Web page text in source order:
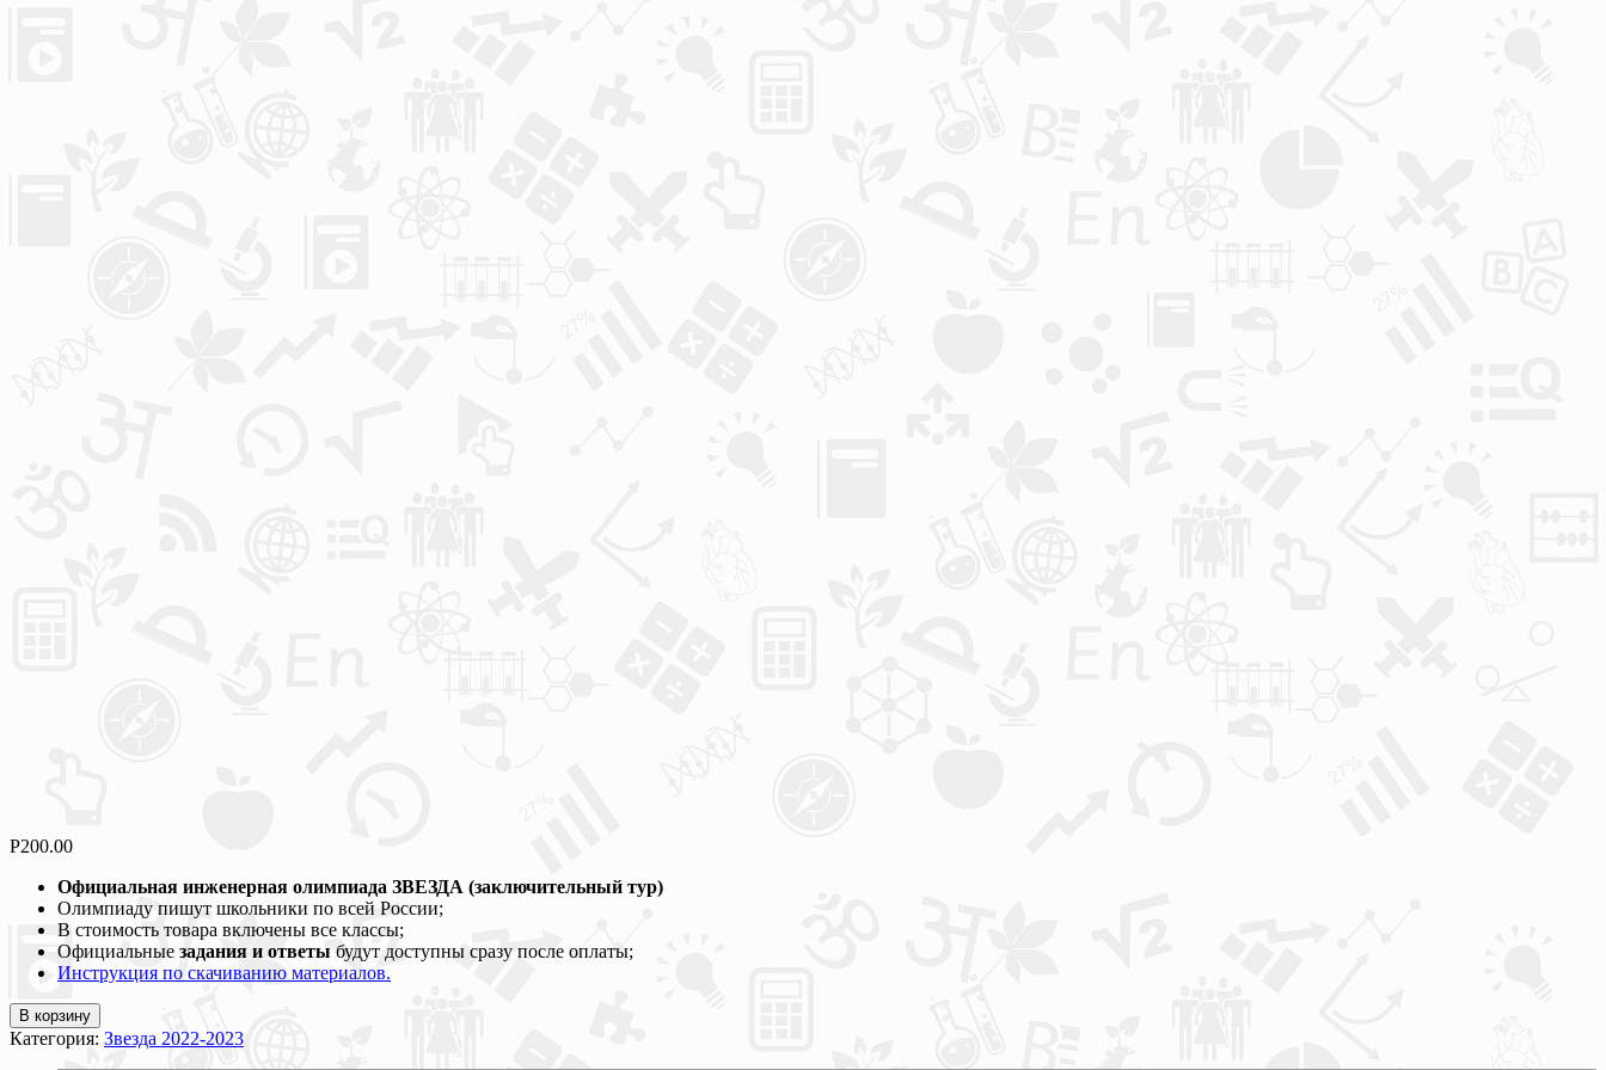
Р200.00
Официальная инженерная олимпиада ЗВЕЗДА (заключительный тур)
Олимпиаду пишут школьники по всей России;
В стоимость товара включены все классы;
Официальные задания и ответы будут доступны сразу после оплаты;
Инструкция по скачиванию материалов.
В корзину
Категория: Звезда 2022-2023